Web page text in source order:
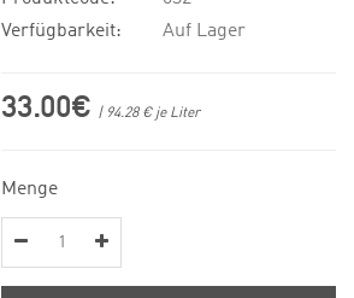
Verfügbarkeit:
Auf Lager
33.00€ | 94.28 € je Liter
Menge